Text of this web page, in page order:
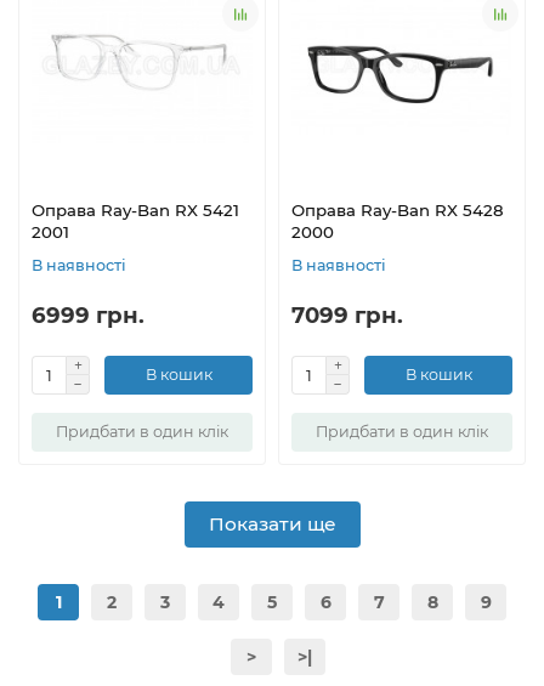
Оправа Ray-Ban RX 5421
2001
В наявності
6999 грн.
В кошик
Придбати в один клік
Оправа Ray-Ban RX 5428
2000
В наявності
7099 грн.
В кошик
Придбати в один клік
Показати ще
1 2 3 4 5 6 7 8 9
> >|